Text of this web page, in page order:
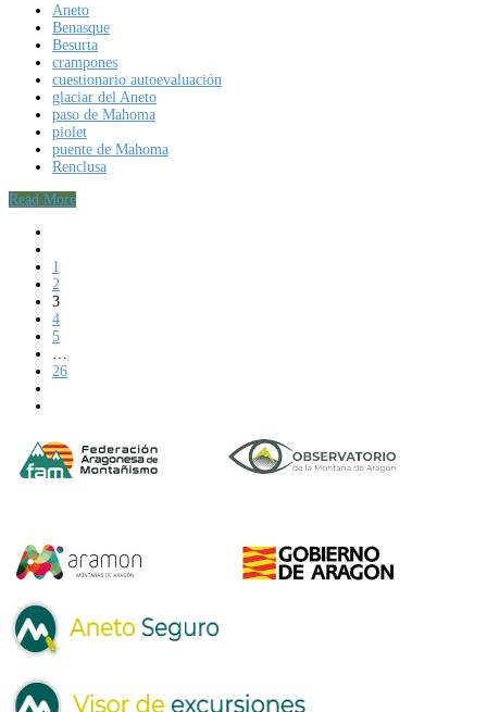
Aneto
Benasque
Besurta
crampones
cuestionario autoevaluación
glaciar del Aneto
paso de Mahoma
piolet
puente de Mahoma
Renclusa
Read More
1
2
3
4
5
26